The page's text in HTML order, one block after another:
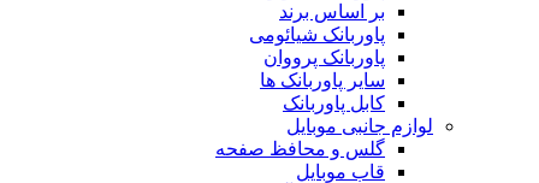
بر اساس برند
پاوربانک شیائومی
پاوربانک پرووان
سایر پاوربانک ها
کابل پاوربانک
لوازم جانبی موبایل
گلس و محافظ صفحه
قاب موبایل